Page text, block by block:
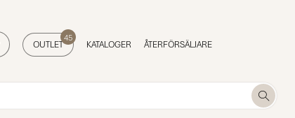
OUTLET
45
KATALOGER ÅTERFÖRSÄLJARE